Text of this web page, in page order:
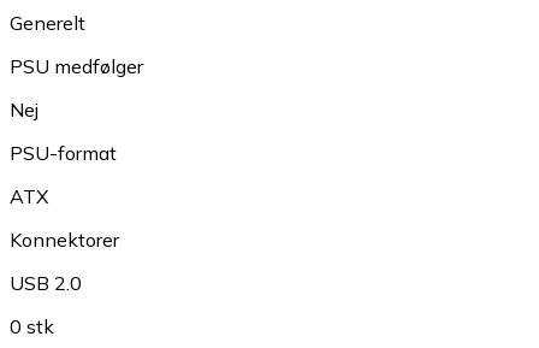
Generelt
PSU medfølger
Nej
PSU-format
ATX
Konnektorer
USB 2.0
0 stk